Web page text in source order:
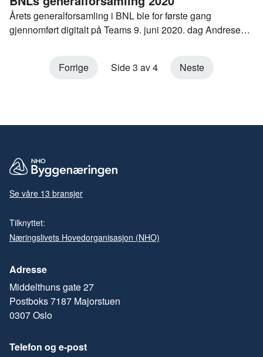
Årets generalforsamling i BNL ble for første gang
gjennomført digitalt på Teams 9. juni 2020. dag Andresen
Forrige Side 3 av 4 Neste
Se våre 13 bransjer
Tilknyttet:
Næringslivets Hovedorganisasjon (NHO)
Adresse
Middelthuns gate 27
Postboks 7187 Majorstuen
0307 Oslo
Telefon og e-post